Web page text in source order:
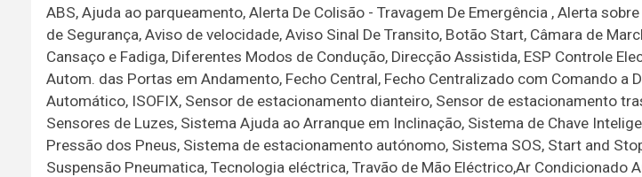
ABS, Ajuda ao parqueamento, Alerta De Colisão - Travagem De Emergência , Alerta
de Segurança, Aviso de velocidade, Aviso Sinal De Transito, Botão Start, Câmara de
Cansaço e Fadiga, Diferentes Modos de Condução, Direcção Assistida, ESP Controle
Autom. das Portas em Andamento, Fecho Central, Fecho Centralizado com Comando a
Automático, ISOFIX, Sensor de estacionamento dianteiro, Sensor de estacionamento
Sensores de Luzes, Sistema Ajuda ao Arranque em Inclinação, Sistema de Chave
Pressão dos Pneus, Sistema de estacionamento autónomo, Sistema SOS, Start and
Suspensão Pneumatica, Tecnologia eléctrica, Travão de Mão Eléctrico,Ar Condicionado